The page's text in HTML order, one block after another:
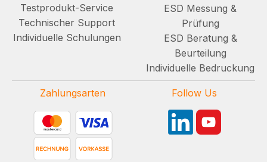
Testprodukt-Service
Technischer Support
Individuelle Schulungen
ESD Messung &
Prüfung
ESD Beratung &
Beurteilung
Individuelle Bedruckung
Zahlungsarten Follow Us